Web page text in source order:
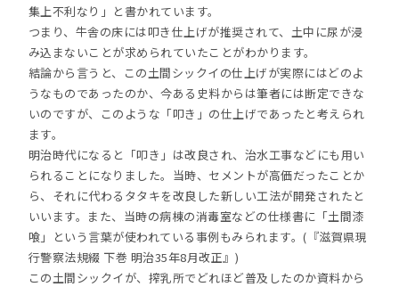
集上不利なり」と書かれています。
つまり、牛舎の床には叩き仕上げが推奨されて、土中に尿が浸
み込まないことが求められていたことがわかります。
結論から言うと、この土間シックイの仕上げが実際にはどのよ
うなものであったのか、今ある史料からは筆者には断定できな
いのですが、このような「叩き」の仕上げであったと考えられ
ます。
明治時代になると「叩き」は改良され、治水工事などにも用い
られることになりました。当時、セメントが高価だったことか
ら、それに代わるタタキを改良した新しい工法が開発されたと
いいます。また、当時の病棟の消毒室などの仕様書に「土間漆
喰」という言葉が使われている事例もみられます。(『滋賀県現
行警察法規綴 下巻 明治35年8月改正』)
この土間シックイが、搾乳所でどれほど普及したのか資料から